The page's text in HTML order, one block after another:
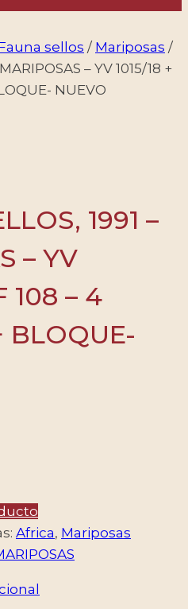
sellos / Mariposas /
– YV 1015/18 +
NUEVO
1991 –
– YV
108 – 4
BLOQUE-
Africa, Mariposas